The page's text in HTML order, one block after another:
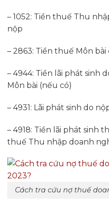
– 1052: Tiền thuế Thu
nộp
– 2863: Tiền thuế Môn bài
– 4944: Tiền lãi phát sinh
Môn bài (nếu có)
– 4931: Lãi phát sinh do
– 4918: Tiền lãi phát sinh
thuế Thu nhập doanh
Cách tra cứu nợ thuế